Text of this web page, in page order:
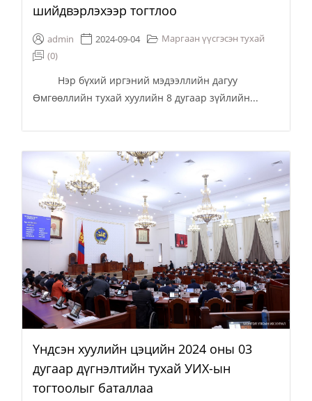
шийдвэрлэхээр тогтлоо
admin 2024-09-04
Маргаан үүсгэсэн тухай
(0)
Нэр бүхий иргэний мэдээллийн дагуу
Өмгөөллийн тухай хуулийн 8 дугаар зүйлийн...
Үндсэн хуулийн цэцийн 2024 оны 03
дугаар дүгнэлтийн тухай УИХ-ын
тогтоолыг баталлаа